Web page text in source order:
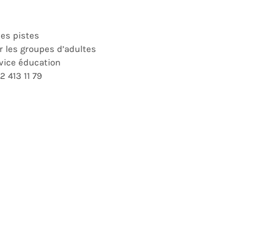
pistes
groupes d’adultes
éducation
413 11 79